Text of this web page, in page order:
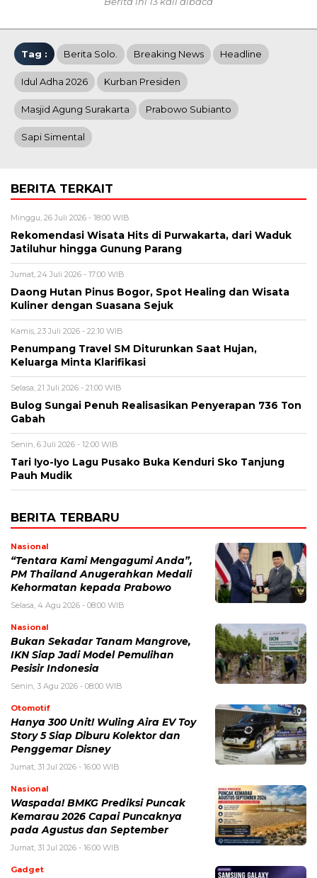
Tag : Berita Solo. Breaking News Headline
Idul Adha 2026 Kurban Presiden
Masjid Agung Surakarta Prabowo Subianto
Sapi Simental
BERITA TERKAIT
Minggu, 26 Juli 2026 - 18:00 WIB
Rekomendasi Wisata Hits di Purwakarta, dari Waduk
Jatiluhur hingga Gunung Parang
Jumat, 24 Juli 2026 - 17:00 WIB
Daong Hutan Pinus Bogor, Spot Healing dan Wisata
Kuliner dengan Suasana Sejuk
Kamis, 23 Juli 2026 - 22:10 WIB
Penumpang Travel SM Diturunkan Saat Hujan,
Keluarga Minta Klarifikasi
Selasa, 21 Juli 2026 - 21:00 WIB
Bulog Sungai Penuh Realisasikan Penyerapan 736 Ton
Gabah
Senin, 6 Juli 2026 - 12:00 WIB
Tari Iyo-Iyo Lagu Pusako Buka Kenduri Sko Tanjung
Pauh Mudik
BERITA TERBARU
Nasional
“Tentara Kami Mengagumi Anda”,
PM Thailand Anugerahkan Medali
Kehormatan kepada Prabowo
Selasa, 4 Agu 2026 - 08:00 WIB
Nasional
Bukan Sekadar Tanam Mangrove,
IKN Siap Jadi Model Pemulihan
Pesisir Indonesia
Senin, 3 Agu 2026 - 08:00 WIB
Otomotif
Hanya 300 Unit! Wuling Aira EV Toy
Story 5 Siap Diburu Kolektor dan
Penggemar Disney
Jumat, 31 Jul 2026 - 16:00 WIB
Nasional
Waspada! BMKG Prediksi Puncak
Kemarau 2026 Capai Puncaknya
pada Agustus dan September
Jumat, 31 Jul 2026 - 16:00 WIB
Gadget